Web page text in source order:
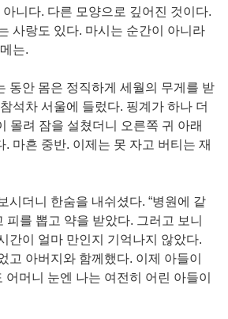
니다. 다른 모양으로 깊어진 것이다.
사랑도 있다. 마시는 순간이 아니라
는.
동안 몸은 정직하게 세월의 무게를 받
석차 서울에 들렀다. 핑계가 하나 더
몰려 잠을 설쳤더니 오른쪽 귀 아래
. 마흔 중반. 이제는 못 자고 버티는 재
시더니 한숨을 내쉬셨다. “병원에 같
피를 뽑고 약을 받았다. 그러고 보니
간이 얼마 만인지 기억나지 않았다.
고 아버지와 함께했다. 이제 아들이
어머니 눈엔 나는 여전히 어린 아들이